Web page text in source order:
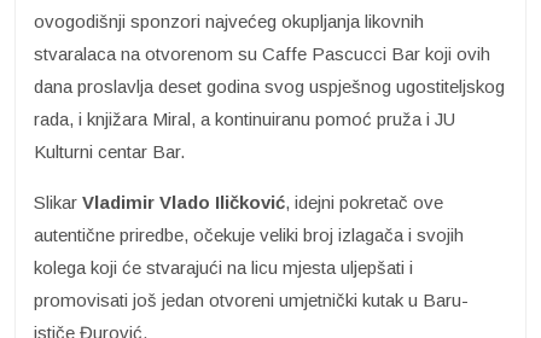
ovogodišnji sponzori najvećeg okupljanja likovnih
stvaralaca na otvorenom su Caffe Pascucci Bar koji ovih
dana proslavlja deset godina svog uspješnog ugostiteljskog
rada, i knjižara Miral, a kontinuiranu pomoć pruža i JU
Kulturni centar Bar.
Slikar Vladimir Vlado Iličković, idejni pokretač ove
autentične priredbe, očekuje veliki broj izlagača i svojih
kolega koji će stvarajući na licu mjesta uljepšati i
promovisati još jedan otvoreni umjetnički kutak u Baru-
ističe Đurović.